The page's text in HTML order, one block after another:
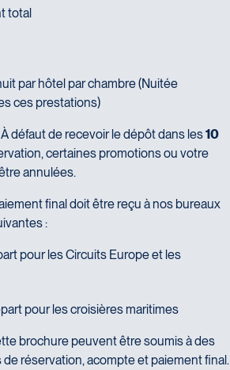
total
par hôtel par chambre (Nuitée
ces prestations)
À défaut de recevoir le dépôt dans les10
certaines promotions ou votre
annulées.
final doit être reçu à nos bureaux
:
pour les Circuits Europe et les
pour les croisières maritimes
brochure peuvent être soumis à des
réservation, acompte et paiement final.